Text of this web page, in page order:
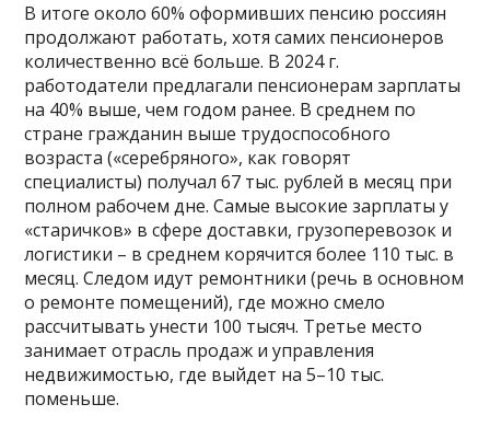
В итоге около 60% оформивших пенсию россиян
продолжают работать, хотя самих пенсионеров
количественно всё больше. В 2024 г.
работодатели предлагали пенсионерам зарплаты
на 40% выше, чем годом ранее. В среднем по
стране гражданин выше трудоспособного
возраста («серебряного», как говорят
специалисты) получал 67 тыс. рублей в месяц при
полном рабочем дне. Самые высокие зарплаты у
«старичков» в сфере доставки, грузоперевозок и
логистики – в среднем корячится более 110 тыс. в
месяц. Следом идут ремонтники (речь в основном
о ремонте помещений), где можно смело
рассчитывать унести 100 тысяч. Третье место
занимает отрасль продаж и управления
недвижимостью, где выйдет на 5–10 тыс.
поменьше.